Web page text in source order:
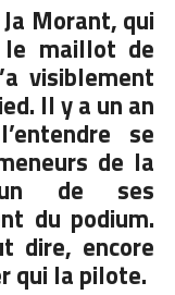
Morant, qui
le maillot de
visiblement
Il y a un an
se
de la
de ses
du podium.
dire, encore
qui la pilote.